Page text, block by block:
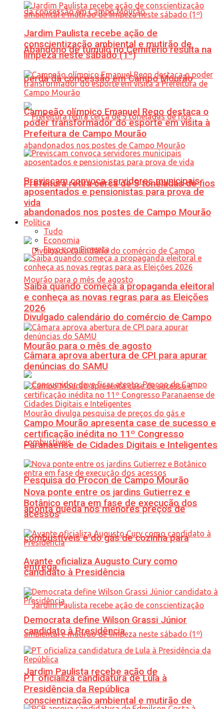
Abandono de túmulo no Cemitério resulta na
perda da concessão em Campo Mourão
Prefeitura retira cerca de 5 toneladas de fios
abandonados nos postes de Campo Mourão
Divulgado calendário do comércio de Campo
Mourão para o mês de agosto
Pesquisa do Procon de Campo Mourão
aponta queda nos menores preços de
combustíveis e do gás de cozinha para
entrega
Jardim Paulista recebe ação de
conscientização ambiental e mutirão de
Jardim Paulista recebe ação de
conscientização ambiental e mutirão de
limpeza neste sábado (1º)
Campeão olímpico Emanuel Rego destaca o
poder transformador do esporte em visita à
Prefeitura de Campo Mourão
Previscam convoca servidores municipais
aposentados e pensionistas para prova de
vida
Política
Tudo
Economia
Favo com Pimenta
Saiba quando começa a propaganda eleitoral
e conheça as novas regras para as Eleições
2026
Câmara aprova abertura de CPI para apurar
denúncias do SAMU
Campo Mourão apresenta case de sucesso e
certificação inédita no 11º Congresso
Paranaense de Cidades Digitais e Inteligentes
Nova ponte entre os jardins Gutierrez e
Botânico entra em fase de execução dos
acessos
Avante oficializa Augusto Cury como
candidato à Presidência
Democrata define Wilson Grassi Júnior
candidato à Presidência
PT oficializa candidatura de Lula à
Presidência da República